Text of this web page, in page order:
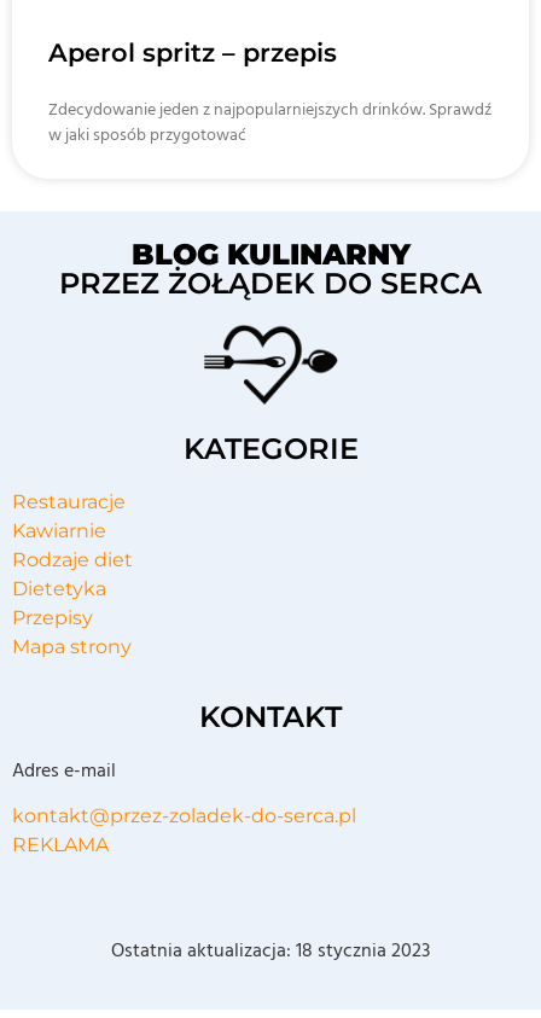
Aperol spritz – przepis
Zdecydowanie jeden z najpopularniejszych drinków. Sprawdź
w jaki sposób przygotować
BLOG KULINARNY
PRZEZ ŻOŁĄDEK DO SERCA
KATEGORIE
Restauracje
Kawiarnie
Rodzaje diet
Dietetyka
Przepisy
Mapa strony
KONTAKT
Adres e-mail
kontakt@przez-zoladek-do-serca.pl
REKLAMA
Ostatnia aktualizacja: 18 stycznia 2023